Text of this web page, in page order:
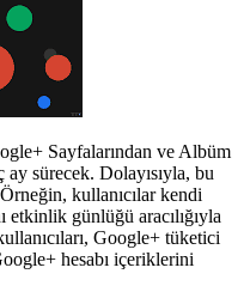
Sayfalarından ve Albüm
sürecek. Dolayısıyla, bu
kullanıcılar kendi
etkinlik günlüğü aracılığıyla
Google+ tüketici
hesabı içeriklerini